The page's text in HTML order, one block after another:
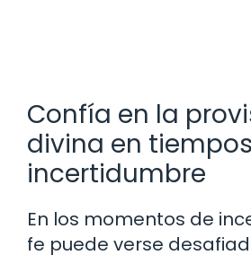
Confía en la
divina en
incertidumbre
En los momentos de
fe puede verse